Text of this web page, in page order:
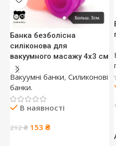
Банка безболісна
силіконова для
вакуумного масажу 4х3 см
Вакуумні банки, Силиконові
банки.
В наявності
212₴ Оригінальна
153 ₴Поточна